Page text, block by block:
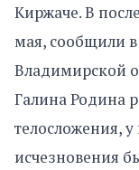
Киржаче. В
мая, сообщили
Владимирской
Галина Родина
телосложения,
исчезновения